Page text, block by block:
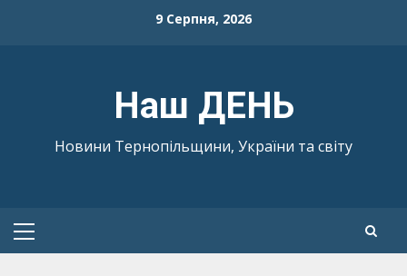
9 Серпня, 2026
Наш ДЕНЬ
Новини Тернопільщини, України та світу
Primary